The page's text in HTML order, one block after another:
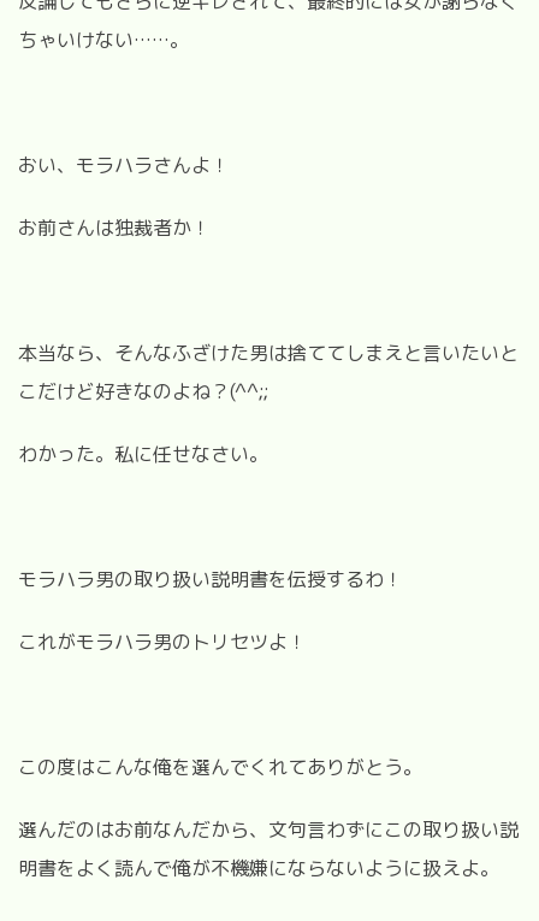
ちゃいけない……。
おい、モラハラさんよ！
お前さんは独裁者か！
本当なら、そんなふざけた男は捨ててしまえと言いたいと
こだけど好きなのよね？(^^;;
わかった。私に任せなさい。
モラハラ男の取り扱い説明書を伝授するわ！
これがモラハラ男のトリセツよ！
この度はこんな俺を選んでくれてありがとう。
選んだのはお前なんだから、文句言わずにこの取り扱い説
明書をよく読んで俺が不機嫌にならないように扱えよ。